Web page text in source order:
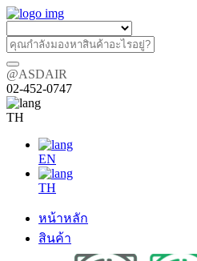
@ASDAIR
02-452-0747
TH
EN
TH
หน้าหลัก
สินค้า